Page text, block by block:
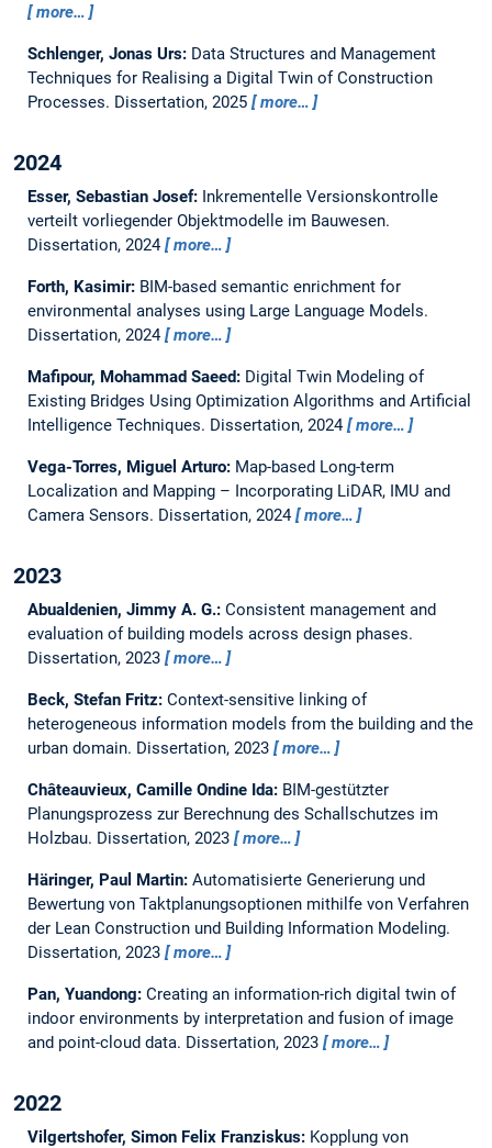
more…
Schlenger, Jonas Urs: Data Structures and Management
Techniques for Realising a Digital Twin of Construction
Processes. Dissertation, 2025 more…
2024
Esser, Sebastian Josef: Inkrementelle Versionskontrolle
verteilt vorliegender Objektmodelle im Bauwesen.
Dissertation, 2024 more…
Forth, Kasimir: BIM-based semantic enrichment for
environmental analyses using Large Language Models.
Dissertation, 2024 more…
Mafipour, Mohammad Saeed: Digital Twin Modeling of
Existing Bridges Using Optimization Algorithms and Artificial
Intelligence Techniques. Dissertation, 2024 more…
Vega-Torres, Miguel Arturo: Map-based Long-term
Localization and Mapping – Incorporating LiDAR, IMU and
Camera Sensors. Dissertation, 2024 more…
2023
Abualdenien, Jimmy A. G.: Consistent management and
evaluation of building models across design phases.
Dissertation, 2023 more…
Beck, Stefan Fritz: Context-sensitive linking of
heterogeneous information models from the building and the
urban domain. Dissertation, 2023 more…
Châteauvieux, Camille Ondine Ida: BIM-gestützter
Planungsprozess zur Berechnung des Schallschutzes im
Holzbau. Dissertation, 2023 more…
Häringer, Paul Martin: Automatisierte Generierung und
Bewertung von Taktplanungsoptionen mithilfe von Verfahren
der Lean Construction und Building Information Modeling.
Dissertation, 2023 more…
Pan, Yuandong: Creating an information-rich digital twin of
indoor environments by interpretation and fusion of image
and point-cloud data. Dissertation, 2023 more…
2022
Vilgertshofer, Simon Felix Franziskus: Kopplung von